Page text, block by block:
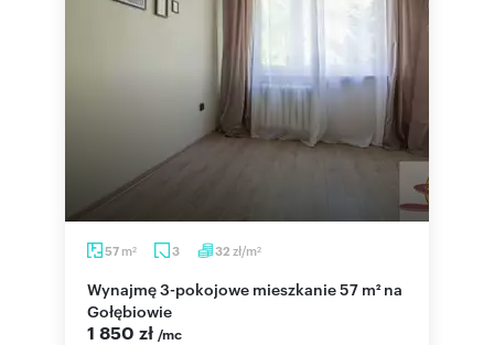
57 m2 3 32 zł/m2
Wynajmę 3-pokojowe mieszkanie 57 m² na
Gołębiowie
1 850 zł /mc